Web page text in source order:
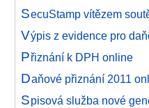
SecuStamp vítězem
Výpis z evidence pro
Přiznání k DPH online
Daňové přiznání 2011
Spisová služba nové